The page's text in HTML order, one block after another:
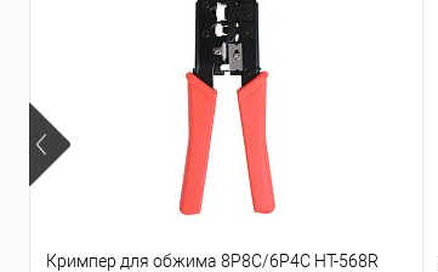
Кримпер для обжима 8Р8С/6Р4С HT-568R